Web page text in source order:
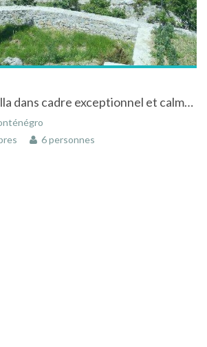
Location d'une villa dans cadre exceptionnel et calme absolu, Bigovo à 30 MN de Kotor
6 personnes